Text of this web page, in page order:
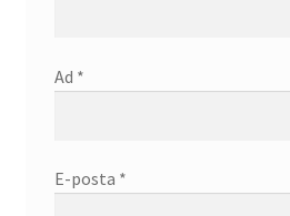
Ad *
E-posta *